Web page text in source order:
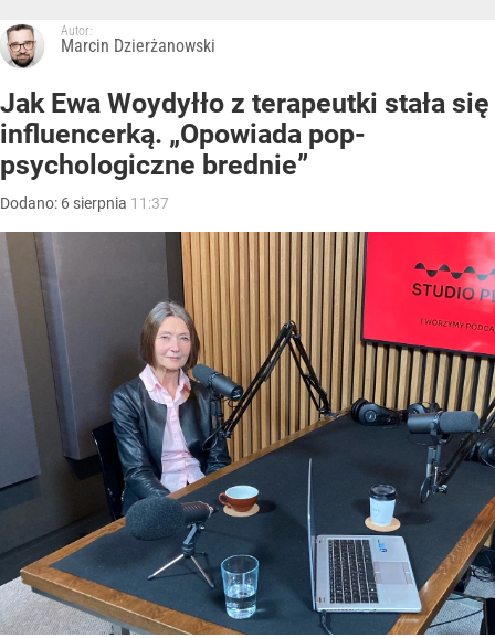
Autor:
Marcin Dzierżanowski
Jak Ewa Woydyłło z terapeutki stała się
influencerką. „Opowiada pop-
psychologiczne brednie”
Dodano: 6 sierpnia 11:37